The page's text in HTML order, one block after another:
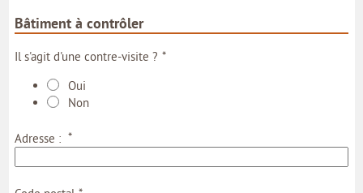
Bâtiment à contrôler
Il s'agit d'une contre-visite ? *
Oui
Non
Adresse : *